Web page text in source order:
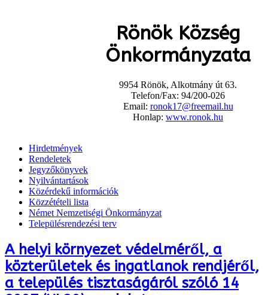
Rönök Község
Önkormányzata
9954 Rönök, Alkotmány út 63.
Telefon/Fax: 94/200-026
Email: ronok17@freemail.hu
Honlap: www.ronok.hu
Hirdetmények
Rendeletek
Jegyzőkönyvek
Nyilvántartások
Közérdekű információk
Közzétételi lista
Német Nemzetiségi Önkormányzat
Településrendezési terv
A helyi környezet védelméről, a
közterületek és ingatlanok rendjéről,
a település tisztaságáról szóló 14